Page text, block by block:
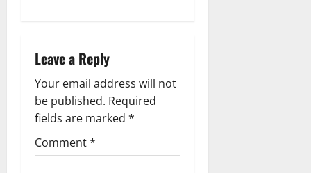
Leave a Reply
Your email address will not
be published. Required
fields are marked *
Comment*